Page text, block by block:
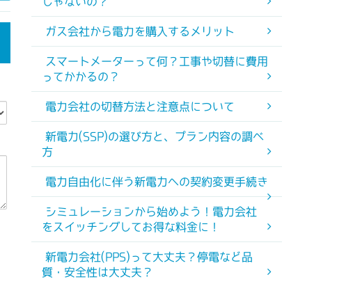
ガス会社から電力を購入するメリット
スマートメーターって何？工事や切替に費用
ってかかるの？
電力会社の切替方法と注意点について
新電力(SSP)の選び方と、プラン内容の調べ
方
電力自由化に伴う新電力への契約変更手続き
シミュレーションから始めよう！電力会社
をスイッチングしてお得な料金に！
新電力会社(PPS)って大丈夫？停電など品
質・安全性は大丈夫？